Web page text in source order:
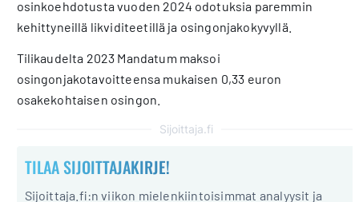
osinkoehdotusta vuoden 2024 odotuksia paremmin
kehittyneillä likviditeetillä ja osingonjakokyvyllä.
Tilikaudelta 2023 Mandatum maksoi
osingonjakotavoitteensa mukaisen 0,33 euron
osakekohtaisen osingon.
Sijoittaja.fi
TILAA SIJOITTAJAKIRJE!
Sijoittaja.fi:n viikon mielenkiintoisimmat analyysit ja